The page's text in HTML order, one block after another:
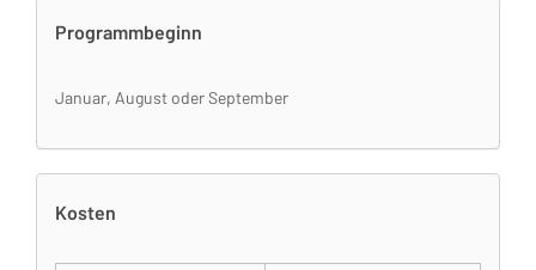
Programmbeginn
Januar, August oder September
Kosten